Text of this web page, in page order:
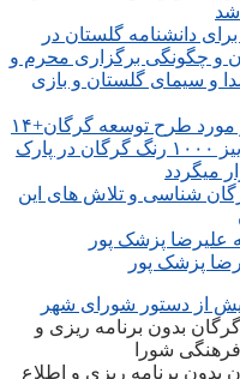
شد
دانشنامه گلستان در
و چگونگی برگزاری محرم و
و سیمای گلستان و بازی
توضیحات علیرضا پزشک پور در مورد طرح توسعه گرگان+۱۴
که تصویب نموده و بنیان گذار پاییز ۱۰۰۰ رنگ گرگان در پارک
میگردد
شناسی و تلاش های این
علیرضا پزشک پور
پزشک پور
از دستور شورای شهر
بدون برنامه ریزی و
شورا